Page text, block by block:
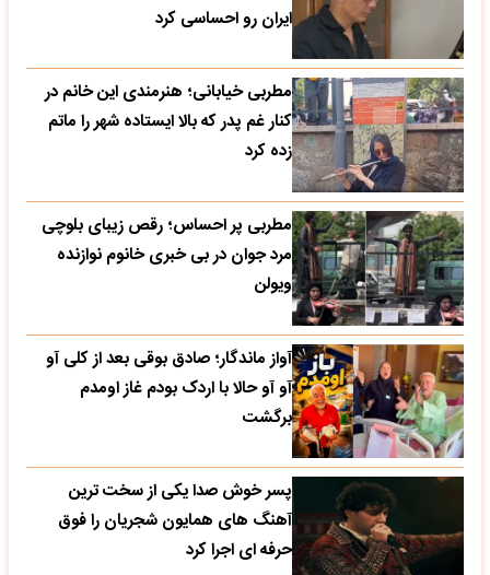
ایران رو احساسی کرد
مطربی خیابانی؛ هنرمندی این خانم در
کنار غم پدر که بالا ایستاده شهر را ماتم
زده کرد
مطربی پر احساس؛ رقص زیبای بلوچی
مرد جوان در بی خبری خانوم نوازنده
ویولن
آواز ماندگار؛ صادق بوقی بعد از کلی آو
آو آو حالا با اردک بودم غاز اومدم
برگشت
پسر خوش صدا یکی از سخت ترین
آهنگ های همایون شجریان را فوق
حرفه ای اجرا کرد